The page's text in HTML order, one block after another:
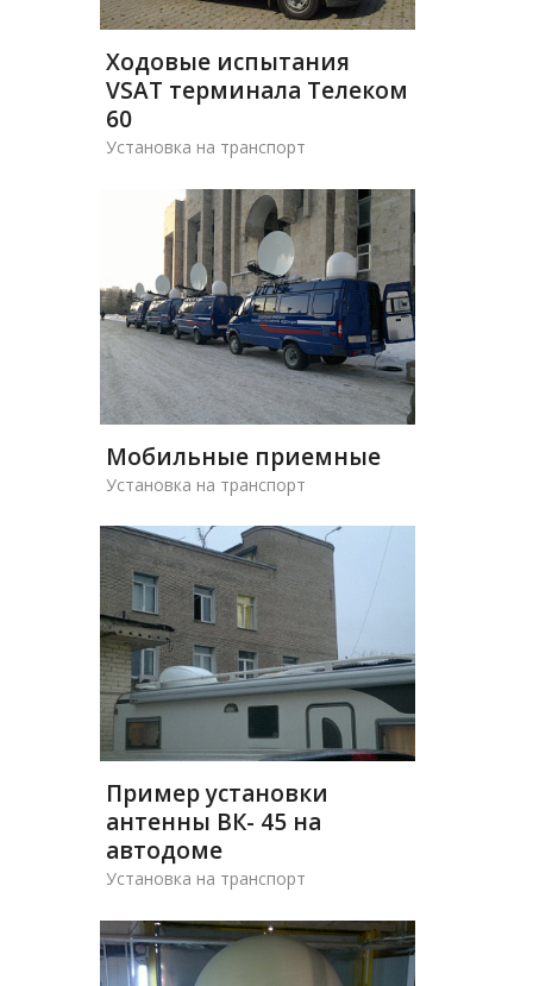
Ходовые испытания
VSAT терминала Телеком
60
Установка на транспорт
Мобильные приемные
Установка на транспорт
Пример установки
антенны ВК- 45 на
автодоме
Установка на транспорт